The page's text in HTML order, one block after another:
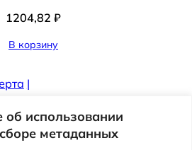
использовании
метаданных
1204,82 ₽
В корзину
|
коррупции